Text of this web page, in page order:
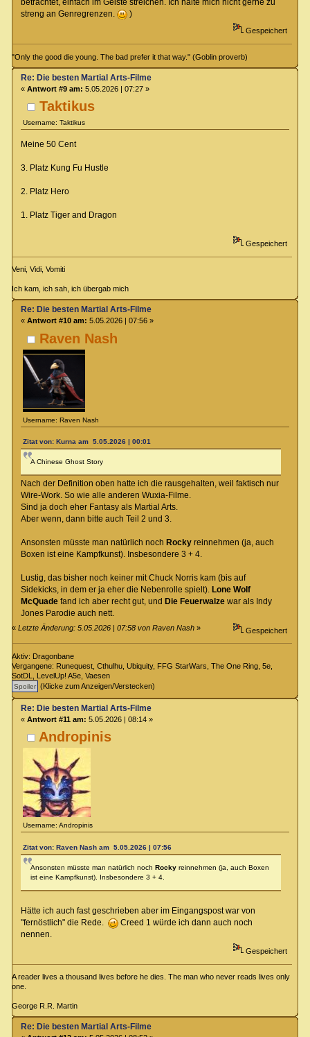
betrachtet, einfach im Geiste streichen. Ich halte mich nicht gerne zu
streng an Genregrenzen.
)
Gespeichert
"Only the good die young. The bad prefer it that way." (Goblin proverb)
Taktikus
Username: Taktikus
Re: Die besten Martial Arts-Filme
« Antwort #9 am: 5.05.2026 | 07:27 »
Meine 50 Cent
3. Platz Kung Fu Hustle
2. Platz Hero
1. Platz Tiger and Dragon
Gespeichert
Veni, Vidi, Vomiti
Ich kam, ich sah, ich übergab mich
Raven Nash
Username: Raven Nash
Re: Die besten Martial Arts-Filme
« Antwort #10 am: 5.05.2026 | 07:56 »
Zitat von: Kurna am 5.05.2026 | 00:01
A Chinese Ghost Story
Nach der Definition oben hatte ich die rausgehalten, weil faktisch nur
Wire-Work. So wie alle anderen Wuxia-Filme.
Sind ja doch eher Fantasy als Martial Arts.
Aber wenn, dann bitte auch Teil 2 und 3.
Ansonsten müsste man natürlich noch Rocky reinnehmen (ja, auch
Boxen ist eine Kampfkunst). Insbesondere 3 + 4.
Lustig, das bisher noch keiner mit Chuck Norris kam (bis auf
Sidekicks, in dem er ja eher die Nebenrolle spielt). Lone Wolf
McQuade fand ich aber recht gut, und Die Feuerwalzewar als Indy
Jones Parodie auch nett.
«Letzte Änderung: 5.05.2026 | 07:58 von Raven Nash » Gespeichert
Aktiv: Dragonbane
Vergangene: Runequest, Cthulhu, Ubiquity, FFG StarWars, The One Ring, 5e,
SotDL, LevelUp! A5e, Vaesen
(Klicke zum Anzeigen/Verstecken)
Andropinis
Username: Andropinis
Re: Die besten Martial Arts-Filme
« Antwort #11 am: 5.05.2026 | 08:14 »
Zitat von: Raven Nash am 5.05.2026 | 07:56
Ansonsten müsste man natürlich noch Rocky reinnehmen (ja, auch Boxen
ist eine Kampfkunst). Insbesondere 3 + 4.
Hätte ich auch fast geschrieben aber im Eingangspost war von
"fernöstlich" die Rede.
Creed 1 würde ich dann auch noch
nennen.
Gespeichert
A reader lives a thousand lives before he dies. The man who never reads lives only
one.
George R.R. Martin
Re: Die besten Martial Arts-Filme